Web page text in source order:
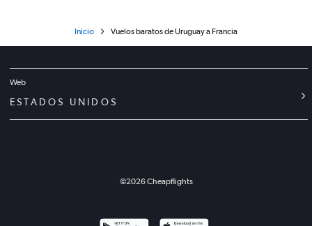
Inicio Vuelos baratos de Uruguay a Francia
Web
ESTADOS UNIDOS
©2026Cheapflights